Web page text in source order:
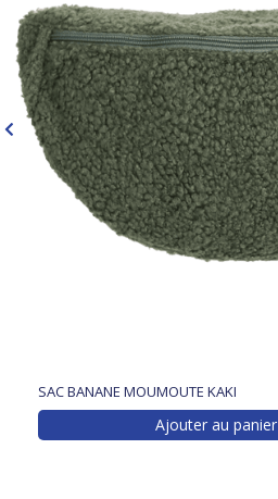
SAC BANANE MOUMOUTE KAKI
Ajouter au panier